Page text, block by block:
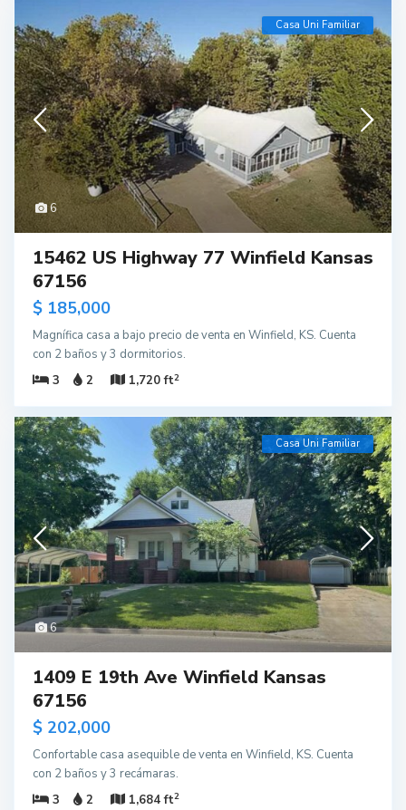
6
Casa Uni Familiar
15462 US Highway 77 Winfield Kansas
67156
$ 185,000
Magnífica casa a bajo precio de venta en Winfield, KS. Cuenta
con 2 baños y 3 dormitorios.
3
2 1,720 ft2
6
Casa Uni Familiar
1409 E 19th Ave Winfield Kansas
67156
$ 202,000
Confortable casa asequible de venta en Winfield, KS. Cuenta
con 2 baños y 3 recámaras.
3
2 1,684 ft2